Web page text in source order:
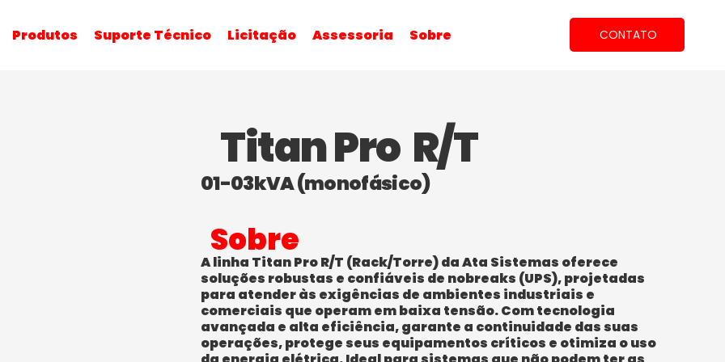
Produtos Suporte Técnico Licitação Assessoria Sobre CONTATO
Titan Pro R/T
01-03kVA (monofásico)
Sobre
A linha Titan Pro R/T (Rack/Torre) da Ata Sistemas oferece
soluções robustas e confiáveis de nobreaks (UPS), projetadas
para atender às exigências de ambientes industriais e
comerciais que operam em baixa tensão. Com tecnologia
avançada e alta eficiência, garante a continuidade das suas
operações, protege seus equipamentos críticos e otimiza o uso